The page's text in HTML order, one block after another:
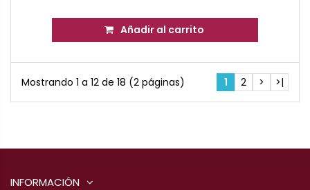
Añadir al carrito
Mostrando 1 a 12 de 18 (2 páginas) 1 2 > >|
INFORMACIÓN